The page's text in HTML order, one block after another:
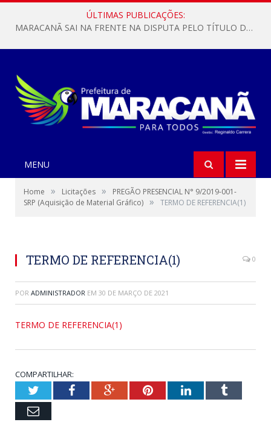
ÚLTIMAS PUBLICAÇÕES:
MARACANÃ SAI NA FRENTE NA DISPUTA PELO TÍTULO DA COPA PARÁ SUB-17!
MENU
Home » Licitações »
PREGÃO PRESENCIAL N° 9/2019-001-
SRP (Aquisição de Material Gráfico) » TERMO DE REFERENCIA(1)
TERMO DE REFERENCIA(1) 0
POR ADMINISTRADOR EM 30 DE MARÇO DE 2021
TERMO DE REFERENCIA(1)
COMPARTILHAR:
TwitterFacebookGoogle+PinterestLinkedInTumblr
Email